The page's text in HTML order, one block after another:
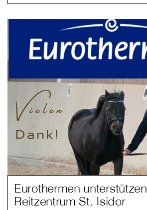
Eurothermen unterstützen
Reitzentrum St. Isidor